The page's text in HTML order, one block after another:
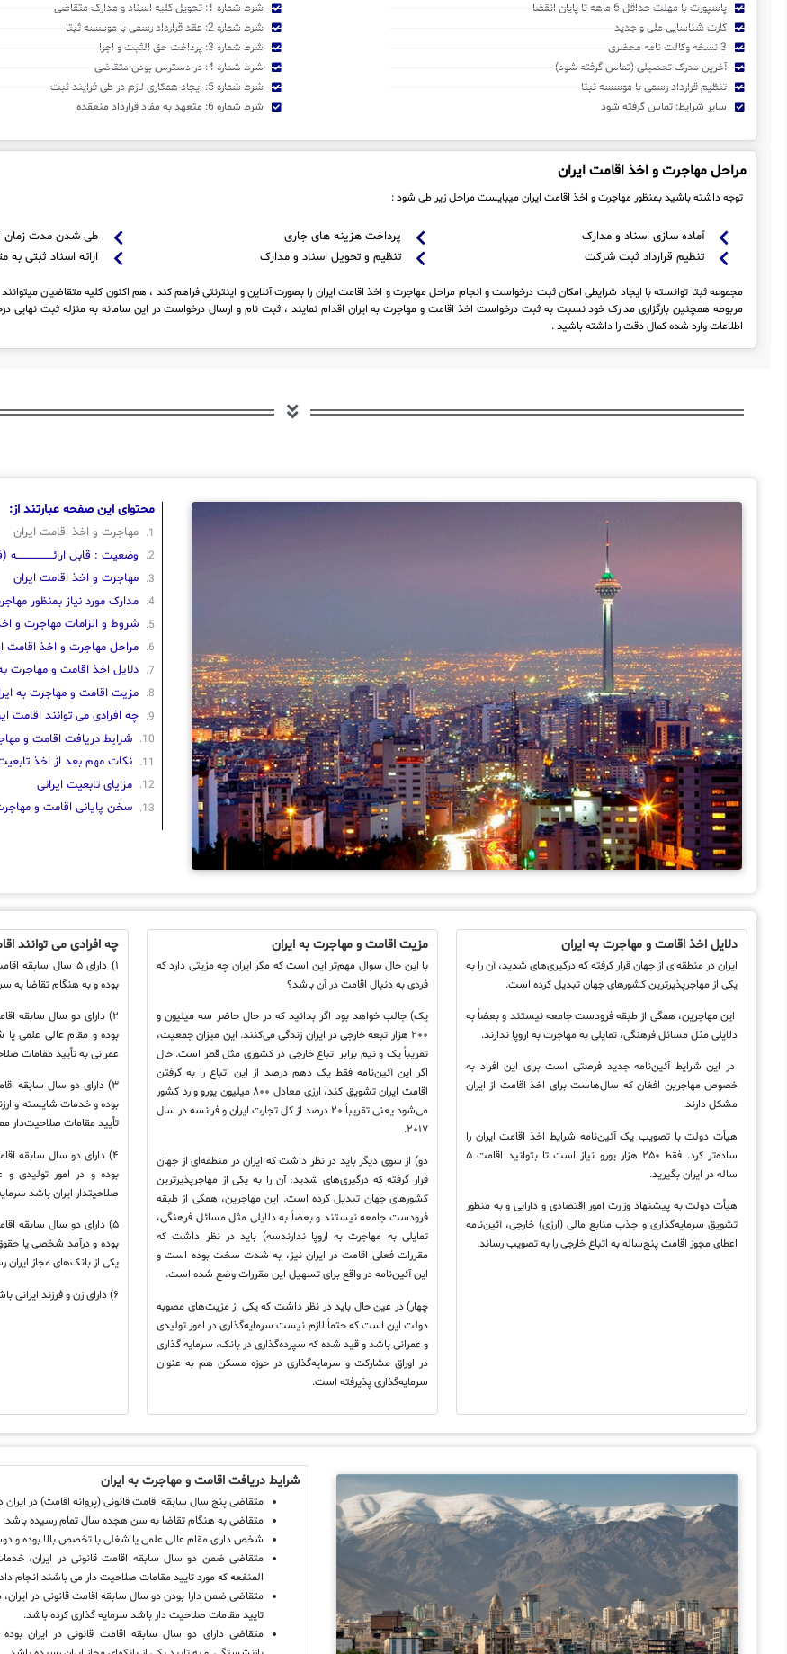
پاسپورت با مهلت حداقل 6 ماهه تا پایان انقضا
کارت شناسایی ملی و جدید
3 نسخه وکالت نامه محضری
آخرین مدرک تحصیلی (تماس گرفته شود)
تنظیم قرارداد رسمی با موسسه ثبتا
سایر شرایط: تماس گرفته شود
شرط شماره 1: تحویل کلیه اسناد و مدارک متقاضی
شرط شماره 2: عقد قرارداد رسمی با موسسه ثبتا
شرط شماره 3: پرداخت حق الثبت و اجرا
شرط شماره 4: در دسترس بودن متقاضی
شرط شماره 5: ایجاد همکاری لازم در طی فرایند ثبت
شرط شماره 6: متعهد به مفاد قرارداد منعقده
مراحل مهاجرت و اخذ اقامت ایران
توجه داشته باشید بمنظور مهاجرت و اخذ اقامت ایران میبایست مراحل زیر طی شود :
آماده سازی اسناد و مدارک
تنظیم قرارداد ثبت شرکت
پرداخت هزینه های جاری
تنظیم و تحویل اسناد و مدارک
طی شدن مدت زمان
ارائه اسناد ثبتی به
مجموعه ثبتا توانسته با ایجاد شرایطی امکان ثبت درخواست و انجام مراحل مهاجرت و اخذ اقامت ایران را بصورت آنلاین و اینترنتی فراهم کند ، هم اکنون کلیه متقاضیان
مربوطه همچنین بارگزاری مدارک خود نسبت به ثبت درخواست اخذ اقامت و مهاجرت به ایران اقدام نمایند ، ثبت نام و ارسال درخواست در این سامانه به منزله ثبت
اطلاعات وارد شده کمال دقت را داشته باشید .
محتوای این صفحه عبارتند از:
مهاجرت و اخذ اقامت ایران
وضعیت : قابل ارائــــــــــــــــــــه
مهاجرت و اخذ اقامت ایران
مدارک مورد نیاز بمنظور
شروط و الزامات مهاجرت و
مراحل مهاجرت و اخذ اقامت
دلایل اخذ اقامت و مهاجرت
مزیت اقامت و مهاجرت به
چه افرادی می توانند اقامت
شرایط دریافت اقامت و
نکات مهم بعد از اخذ
مزایای تابعیت ایرانی
سخن پایانی اقامت و
دلایل اخذ اقامت و مهاجرت به ایران
ایران در منطقه‌ای از جهان قرار گرفته که درگیری‌های شدید، آن را به
یکی از مهاجرپذیرترین کشورهای جهان تبدیل کرده است.
این مهاجرین، همگی از طبقه فرودست جامعه نیستند و بعضاً به
دلایلی مثل مسائل فرهنگی، تمایلی به مهاجرت به اروپا ندارند.
در این شرایط آئین‌نامه جدید فرصتی است برای این افراد به
خصوص مهاجرین افغان که سال‌هاست برای اخذ اقامت از ایران
مشکل دارند.
هیأت دولت با تصویب یک آئین‌نامه شرایط اخذ اقامت ایران را
ساده‌تر کرد. فقط ۲۵۰ هزار یورو نیاز است تا بتوانید اقامت ۵
ساله در ایران بگیرید.
‌هیأت دولت به پیشنهاد وزارت امور اقتصادی و دارایی و به منظور
تشویق سرمایه‌گذاری و جذب منابع مالی (ارزی) خارجی، آئین‌نامه
اعطای مجوز اقامت پنج‌ساله به اتباع خارجی را به تصویب رساند.
مزیت اقامت و مهاجرت به ایران
با این حال سوال مهم‌تر این است که مگر ایران چه مزیتی دارد که
فردی به دنبال اقامت در آن باشد؟
یک) جالب خواهد بود اگر بدانید که در حال حاضر سه میلیون و
۲۰۰ هزار تبعه خارجی در ایران زندگی می‌کنند. این میزان جمعیت،
تقریباً یک و نیم برابر اتباع خارجی در کشوری مثل قطر است. حال
اگر این آئین‌نامه فقط یک دهم درصد از این اتباع را به گرفتن
اقامت ایران تشویق کند، ارزی معادل ۸۰۰ میلیون یورو وارد کشور
می‌شود یعنی تقریباً ۲۰ درصد از کل تجارت ایران و فرانسه در سال
۲۰۱۷.
دو) از سوی دیگر باید در نظر داشت که ایران در منطقه‌ای از جهان
قرار گرفته که درگیری‌های شدید، آن را به یکی از مهاجرپذیرترین
کشورهای جهان تبدیل کرده است. این مهاجرین، همگی از طبقه
فرودست جامعه نیستند و بعضاً به دلایلی مثل مسائل فرهنگی،
تمایلی به مهاجرت به اروپا ندارندسه) باید در نظر داشت که
مقررات فعلی اقامت در ایران نیز، به شدت سخت بوده است و
این آئین‌نامه در واقع برای تسهیل این مقررات وضع شده است.
چهار) در عین حال باید در نظر داشت که یکی از مزیت‌های مصوبه
دولت این است که حتماً لازم نیست سرمایه‌گذاری در امور تولیدی
و عمرانی باشد و قید شده که سپرده‌گذاری در بانک، سرمایه گذاری
در اوراق مشارکت و سرمایه‌گذاری در حوزه مسکن هم به عنوان
سرمایه‌گذاری پذیرفته است.
چه افرادی می توانند
۱) دارای ۵ سال
بوده و به هنگام تقاضا به سن ۱۸ سال تمام رسیده
۲) دارای دو سال سابقه
بوده و مقام عالی علمی
عمرانی به تأیید مقامات
۳) دارای دو سال سابقه
بوده و خدمات شایسته و
تأیید مقامات صلاحیت‌دار
۴) دارای دو سال سابقه
بوده و در امور تولیدی و
صلاحیتدار ایران باشد
۵) دارای دو سال سابقه
بوده و درآمد شخصی یا
یکی از بانک‌های مجاز ایران
۶) دارای زن و فرزند ایرانی باشد.
شرایط دریافت اقامت و مهاجرت به ایران
متقاضی پنج سال سابقه اقامت قانونی (پروانه اقامت) در ایران
متقاضی به هنگام تقاضا به سن هجده سال تمام رسیده باشد.
شخص دارای مقام عالی علمی یا شغلی با تخصص بالا بوده و
متقاضی ضمن دو سال سابقه اقامت قانونی در ایران،
المنفعه که مورد تایید مقامات صلاحیت دار می باشند انجام
متقاضی ضمن دارا بودن دو سال سابقه اقامت قانونی در ایران،
تایید مقامات صلاحیت دار باشد سرمایه گذاری کرده باشد.
متقاضی دارای دو سال سابقه اقامت قانونی در ایران